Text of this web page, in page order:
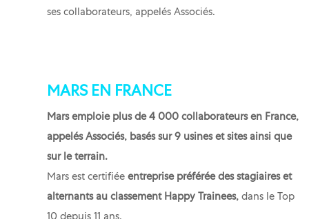
ses collaborateurs, appelés Associés.
MARS EN FRANCE
Mars emploie plus de 4 000 collaborateurs en France,
appelés Associés, basés sur 9 usines et sites ainsi que
sur le terrain.
Mars est certifiée entreprise préférée des stagiaires et
alternants au classement Happy Trainees,dans le Top